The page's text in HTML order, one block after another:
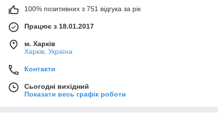
100% позитивних з 751 відгука за рік
Працює з 18.01.2017
м. Харків
Харків, Україна
Контакти
Сьогодні вихідний
Показати весь графік роботи